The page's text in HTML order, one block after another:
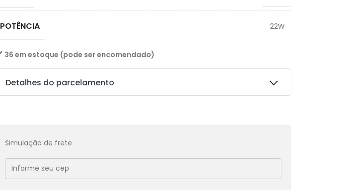
POTÊNCIA 22W
36 em estoque (pode ser encomendado)
Detalhes do parcelamento
Simulação de frete